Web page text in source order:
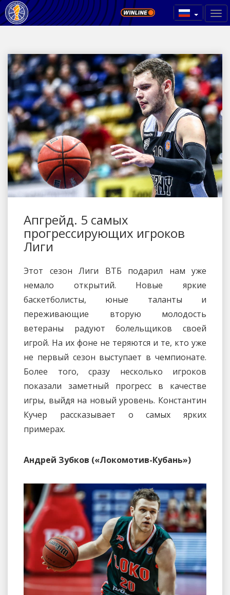
Апгрейд. 5 самых
прогрессирующих игроков
Лиги
Этот сезон Лиги ВТБ подарил нам уже
немало открытий. Новые яркие
баскетболисты, юные таланты и
переживающие вторую молодость
ветераны радуют болельщиков своей
игрой. На их фоне не теряются и те, кто уже
не первый сезон выступает в чемпионате.
Более того, сразу несколько игроков
показали заметный прогресс в качестве
игры, выйдя на новый уровень. Константин
Кучер рассказывает о самых ярких
примерах.
Андрей Зубков («Локомотив-Кубань»)